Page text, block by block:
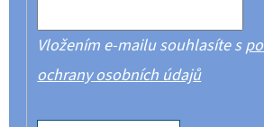
Vložením e-mailu souhlasíte s
ochrany osobních údajů